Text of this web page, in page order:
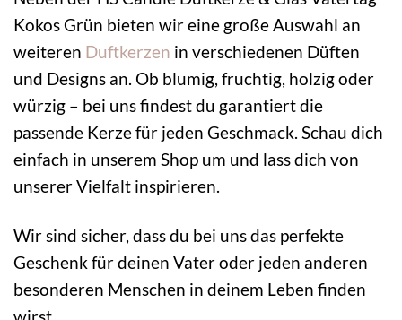
Kokos Grün bieten wir eine große Auswahl an
weiteren Duftkerzen in verschiedenen Düften
und Designs an. Ob blumig, fruchtig, holzig oder
würzig – bei uns findest du garantiert die
passende Kerze für jeden Geschmack. Schau dich
einfach in unserem Shop um und lass dich von
unserer Vielfalt inspirieren.
Wir sind sicher, dass du bei uns das perfekte
Geschenk für deinen Vater oder jeden anderen
besonderen Menschen in deinem Leben finden